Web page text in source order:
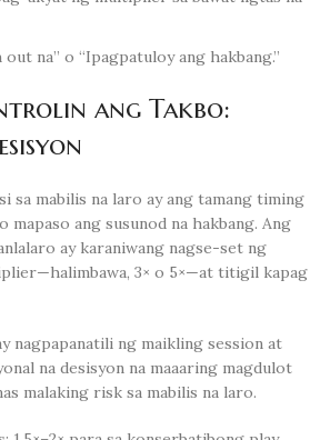
out na” o “Ipagpatuloy ang hakbang.”
ang Takbo:
sa mabilis na laro ay ang tamang timing
mapaso ang susunod na hakbang. Ang
ay karaniwang nagse-set ng
3× o 5×—at titigil kapag
nagpapanatili ng maikling session at
na desisyon na maaaring magdulot
malaking risk sa mabilis na laro.